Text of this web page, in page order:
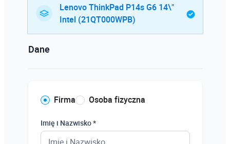
Lenovo ThinkPad P14s G6 14\"
Intel (21QT000WPB)
Dane
Firma Osoba fizyczna
Imię i Nazwisko *